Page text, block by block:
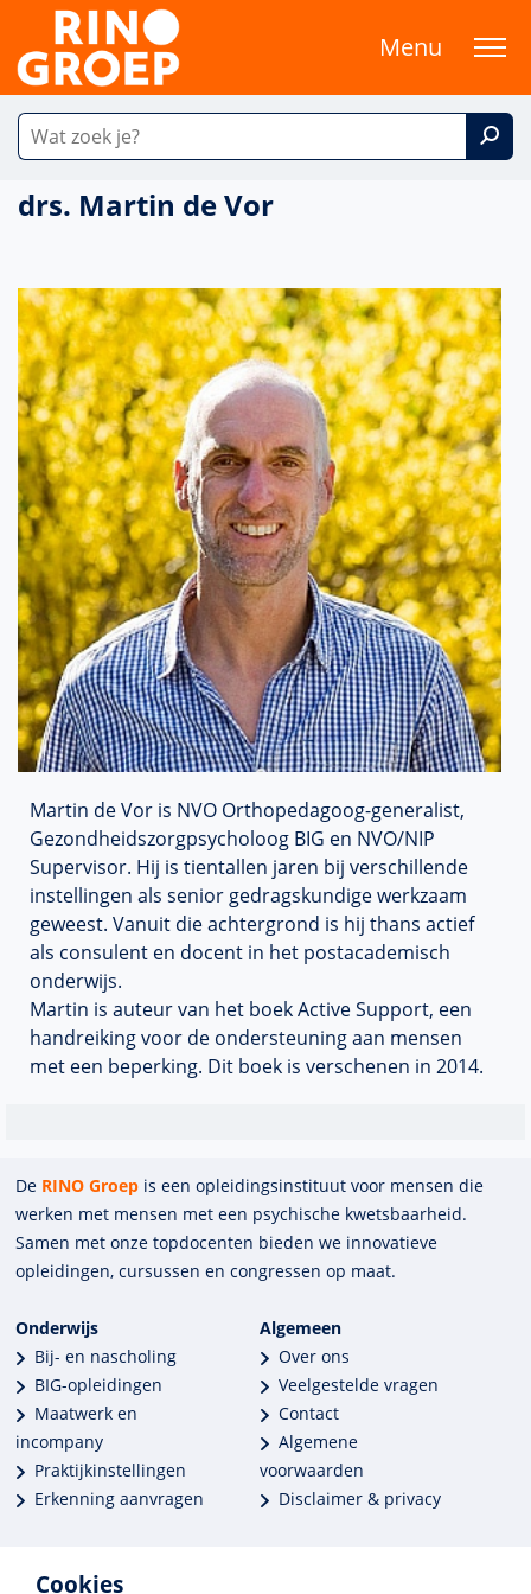
Cookies
Menu
drs. Martin de Vor
Martin de Vor is NVO Orthopedagoog-generalist,
Gezondheidszorgpsycholoog BIG en NVO/NIP
Supervisor. Hij is tientallen jaren bij verschillende
instellingen als senior gedragskundige werkzaam
geweest. Vanuit die achtergrond is hij thans actief
als consulent en docent in het postacademisch
onderwijs.
Martin is auteur van het boek Active Support, een
handreiking voor de ondersteuning aan mensen
met een beperking. Dit boek is verschenen in 2014.
De RINO Groep is een opleidings­insti­tuut voor mensen die
werken met mensen met een psychische kwets­baar­heid.
Samen met onze top­docenten bieden we innova­tieve
opleidingen, cursussen en congres­sen op maat.
Onderwijs
Bij- en nascholing
BIG-opleidingen
Maatwerk en
incompany
Praktijkinstellingen
Erkenning aanvragen
Algemeen
Over ons
Veelgestelde vragen
Contact
Algemene
voorwaarden
Disclaimer & privacy